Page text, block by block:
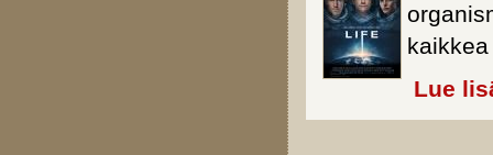
Lue